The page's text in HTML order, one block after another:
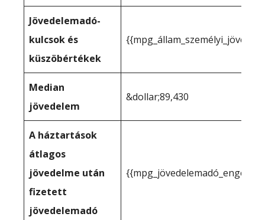
Jövedelemadó-
kulcsok és
küszöbértékek
Median
jövedelem
&dollar;89,430
A háztartások
átlagos
jövedelme után
fizetett
jövedelemadó